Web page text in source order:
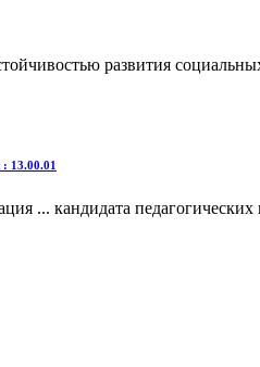
развития
13.00.01
... кандидата